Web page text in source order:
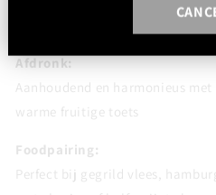
Afdronk:
Aanhoudend en harmonieus
warme fruitige toets
Foodpairing:
Perfect bij gegrild vlees,